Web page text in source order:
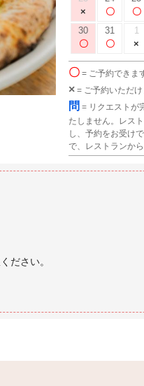
30 31 1
〇 = ご予約できま
× = ご予約いただ
問 = リクエストが
たしません。レス
し、予約をお受け
で、レストランか
ださい。